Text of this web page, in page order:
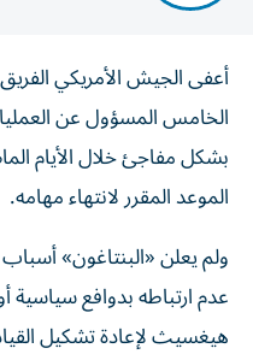
أعفى الجيش الأمريكي الفريق
الخامس المسؤول عن
بشكل مفاجئ خلال الأيام
الموعد المقرر لانتهاء مهامه.
ولم يعلن «البنتاغون»
عدم ارتباطه بدوافع سياسية
هيغسيث لإعادة تشكيل